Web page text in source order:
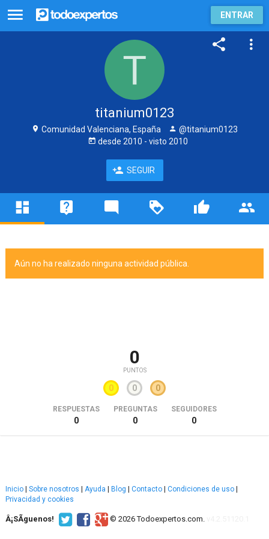
ENTRAR
titanium0123
Comunidad Valenciana, España
@titanium0123
desde 2010 - visto 2010
SEGUIR
Aún no ha realizado ninguna actividad pública.
0
PUNTOS
0 0 0
RESPUESTAS
0
PREGUNTAS
0
SEGUIDORES
0
Inicio Sobre nosotros Ayuda Blog Contacto Condiciones de uso
Privacidad y cookies
Â¡SÃ­guenos! © 2026 Todoexpertos.com.